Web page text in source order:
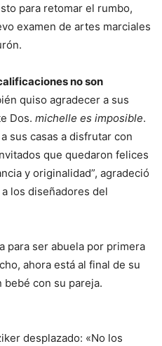
para retomar el rumbo,
examen de artes marciales
no son
quiso agradecer a sus
Dos. michelle es imposible.
sus casas a disfrutar con
que quedaron felices
y originalidad”, agradeció
los diseñadores del
para ser abuela por primera
ahora está al final de su
con su pareja.
desplazado: «No los